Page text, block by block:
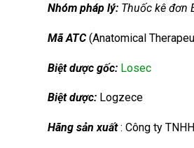
Nhóm pháp lý: Thuốc kê đơn
Mã ATC(Anatomical
Biệt dược gốc: Losec
Biệt dược: Logzece
Hãng sản xuất: Công ty